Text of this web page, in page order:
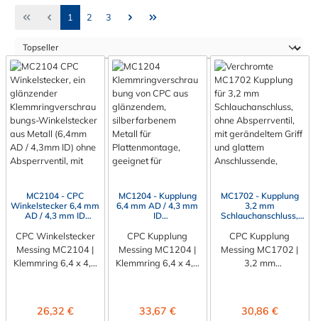
Seite
1 Seite
2 Seite
3
MC2104 - CPC
Winkelstecker 6,4 mm
AD / 4,3 mm ID
ung, ohne
Absperrventil
CPC Winkelstecker
Messing MC2104 |
Klemmring 6,4 x 4,3
n selbst auf engstem
Regulärer Preis:
26,32 €
MC1204 - Kupplung
6,4 mm AD / 4,3 mm
ID
ung, Plattenmontage,
ohne Absperrventil
CPC Kupplung
Messing MC1204 |
Klemmring 6,4 x 4,3
sicher und dauerhaft
Regulärer Preis:
33,67 €
MC1702 - Kupplung
3,2 mm
Schlauchanschluss,
CPC Kupplung
Messing MC1702 |
3,2 mm
Schlauchsysteme
Regulärer Preis:
30,86 €